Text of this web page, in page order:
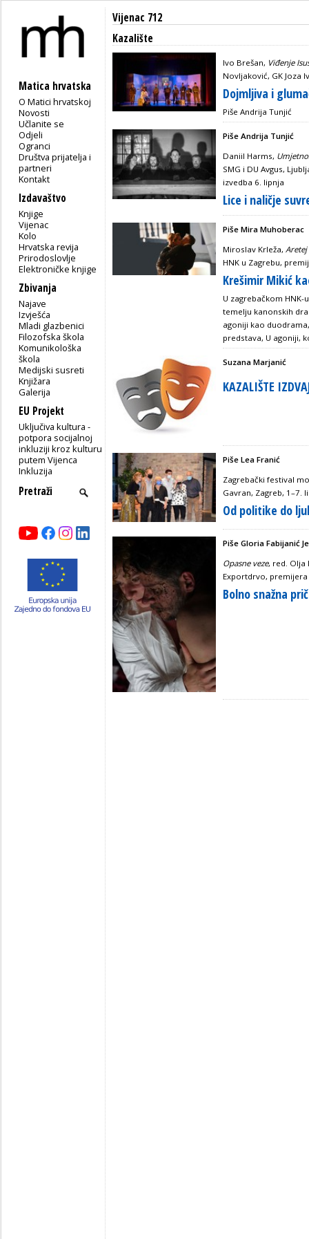
Matica hrvatska
O Matici hrvatskoj
Novosti
Učlanite se
Odjeli
Ogranci
Društva prijatelja i
partneri
Kontakt
Izdavaštvo
Knjige
Vijenac
Kolo
Hrvatska revija
Prirodoslovlje
Elektroničke knjige
Zbivanja
Najave
Izvješća
Mladi glazbenici
Filozofska škola
Komunikološka
škola
Medijski susreti
Knjižara
Galerija
EU Projekt
Uključiva kultura -
potpora socijalnoj
inkluziji kroz kulturu
putem Vijenca
Inkluzija
Vijenac 712
Kazalište
Ivo Brešan, Viđenje
Novljaković, GK Joza
Dojmljiva i
Piše Andrija Tunjić
Piše Andrija Tunjić
Daniil Harms,
SMG i DU Avgus,
izvedba 6. lipnja
Lice i naličje
Piše Mira Muhoberac
Miroslav Krleža, Aretej
HNK u Zagrebu,
Krešimir Mikić
U zagrebačkom
temelju kanonskih
agoniji kao
predstava, U agoniji,
Suzana Marjanić
KAZALIŠTE
Piše Lea Franić
Zagrebački festival
Gavran, Zagreb, 1–7.
Od politike do
Piše Gloria Fabijanić
Opasne veze, red. Olja
Exportdrvo,
Bolno snažna